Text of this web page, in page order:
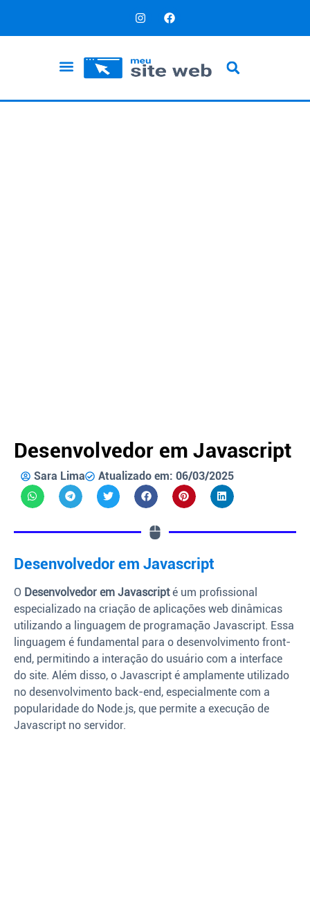
Desenvolvedor em Javascript
Sara Lima Atualizado em: 06/03/2025
Desenvolvedor em Javascript
O Desenvolvedor em Javascripté um profissional
especializado na criação de aplicações web dinâmicas
utilizando a linguagem de programação Javascript. Essa
linguagem é fundamental para o desenvolvimento front-
end, permitindo a interação do usuário com a interface
do site. Além disso, o Javascript é amplamente utilizado
no desenvolvimento back-end, especialmente com a
popularidade do Node.js, que permite a execução de
Javascript no servidor.